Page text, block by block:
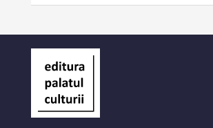
Alte publicatii, cataloage,
autor
Indexul Complet